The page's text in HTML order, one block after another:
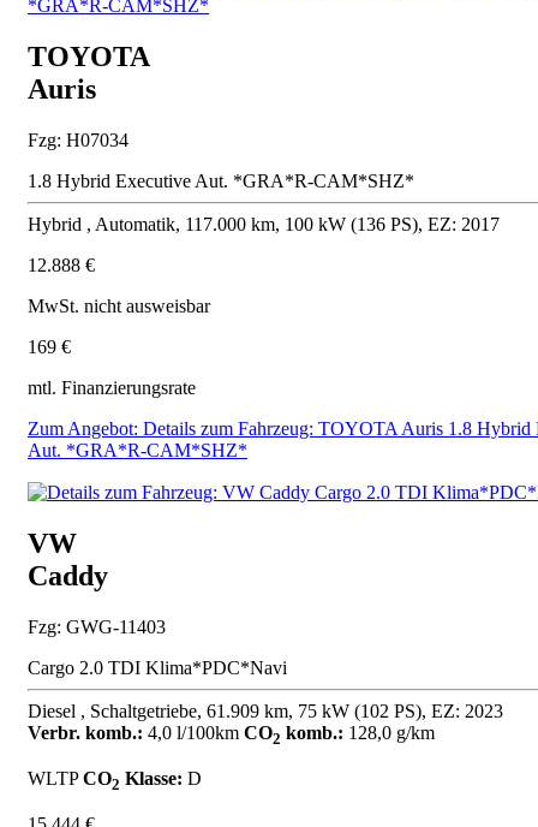
TOYOTA
Auris
Fzg: H07034
1.8 Hybrid Executive Aut. *GRA*R-CAM*SHZ*
Hybrid , Automatik, 117.000 km, 100 kW (136 PS), EZ: 2017
12.888 €
MwSt. nicht ausweisbar
169 €
mtl. Finanzierungsrate
Zum Angebot: Details zum Fahrzeug: TOYOTA Auris 1.8 Hybrid
Aut. *GRA*R-CAM*SHZ*
VW
Caddy
Fzg: GWG-11403
Cargo 2.0 TDI Klima*PDC*Navi
Diesel , Schaltgetriebe, 61.909 km, 75 kW (102 PS), EZ: 2023
Verbr. komb.: 4,0 l/100km CO2 komb.: 128,0 g/km
WLTPCO2 Klasse: D